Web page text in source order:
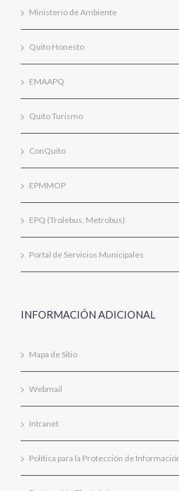
Ministerio de Ambiente
Quito Honesto
EMAAPQ
Quito Turismo
ConQuito
EPMMOP
EPQ (Trolebus, Metrobus)
Portal de Servicios Municipales
INFORMACIÓN ADICIONAL
Mapa de Sitio
Webmail
Intranet
Política para la Protección de